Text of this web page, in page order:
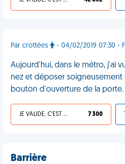
Par crottées - 04/02/2019 07:30 -
Aujourd'hui, dans le métro, j'ai
nez et déposer soigneusement
bouton d'ouverture de la porte.
JE VALIDE, C'EST UNE VDM 7 300
Barrière